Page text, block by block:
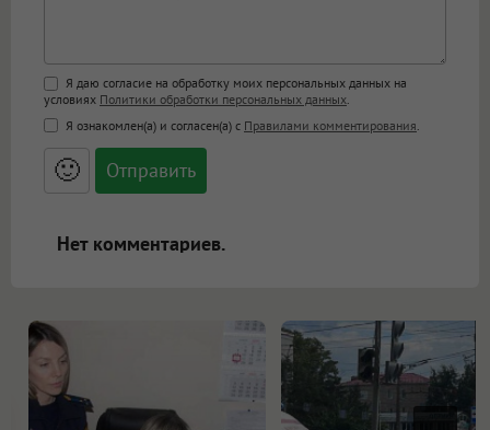
Поддержка HTML
<b>, <strong>, <u>, <i>, <em>, <s>, <big>,
<small>, <sup>, <sub>, <pre>, <ul>, <ol>, <li>,
<blockquote>, <code> экранирует HTML,
адреса URL автоматически становятся
ссылками, и [img]адрес[/img] будет
Я даю согласие на обработку моих персональных данных на
условиях Политики обработки персональных данных
Я ознакомлен(а) и согласен(а) с Правилами комментирования
🙂
Нет комментариев.